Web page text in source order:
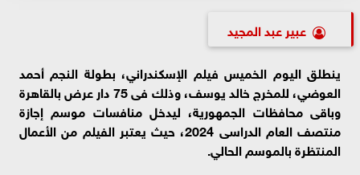
عبير عبد المجيد
ينطلق اليوم الخميس فيلم الإسكندراني، بطولة النجم أحمد
العوضي،
للمخرج خالد يوسف، وذلك فى 75 دار عرض بالقاهرة
وباقى محافظات الجمهورية، ليدخل منافسات موسم إجازة
منتصف العام الدراسى 2024، حيث يعتبر الفيلم من الأعمال
المنتظرة بالموسم الحالي.